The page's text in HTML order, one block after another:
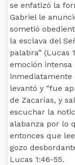
se enfatizó la
Gabriel le
sometió
la esclava del
palabra” (Lucas
emoción intensa
inmediatamente
levantó y “fue
de Zacarías, y
escuchar la
alabanza por lo
entonces que
gozo
Lucas 1:46-55.